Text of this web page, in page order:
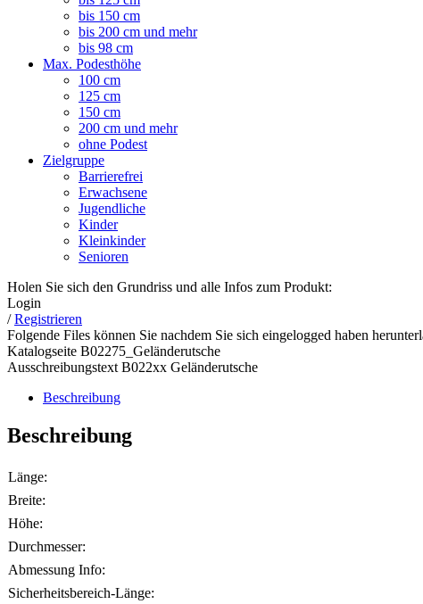
bis 150 cm
bis 200 cm und mehr
bis 98 cm
Max. Podesthöhe
100 cm
125 cm
150 cm
200 cm und mehr
ohne Podest
Zielgruppe
Barrierefrei
Erwachsene
Jugendliche
Kinder
Kleinkinder
Senioren
Holen Sie sich den Grundriss und alle Infos zum Produkt:
Login
/Registrieren
Folgende Files können Sie nachdem Sie sich eingelogged haben
Katalogseite B02275_Geländerutsche
Ausschreibungstext B022xx Geländerutsche
Beschreibung
Beschreibung
Länge:
Breite:
Höhe:
Durchmesser:
Abmessung Info:
Sicherheitsbereich-Länge: